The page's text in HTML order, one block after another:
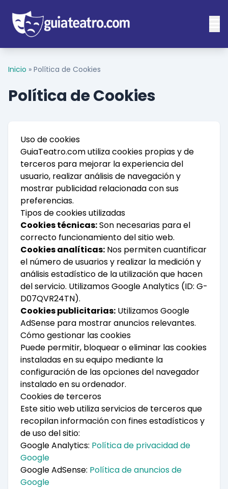
Inicio » Política de Cookies
Política de Cookies
Uso de cookies
GuiaTeatro.com utiliza cookies propias y de
terceros para mejorar la experiencia del
usuario, realizar análisis de navegación y
mostrar publicidad relacionada con sus
preferencias.
Tipos de cookies utilizadas
Cookies técnicas:Son necesarias para el
correcto funcionamiento del sitio web.
Cookies analíticas: Nos permiten cuantificar
el número de usuarios y realizar la medición y
análisis estadístico de la utilización que hacen
del servicio. Utilizamos Google Analytics (ID: G-
D07QVR24TN).
Cookies publicitarias: Utilizamos Google
AdSense para mostrar anuncios relevantes.
Cómo gestionar las cookies
Puede permitir, bloquear o eliminar las cookies
instaladas en su equipo mediante la
configuración de las opciones del navegador
instalado en su ordenador.
Cookies de terceros
Este sitio web utiliza servicios de terceros que
recopilan información con fines estadísticos y
de uso del sitio:
Google Analytics: Política de privacidad de
Google
Google AdSense: Política de anuncios de
Google